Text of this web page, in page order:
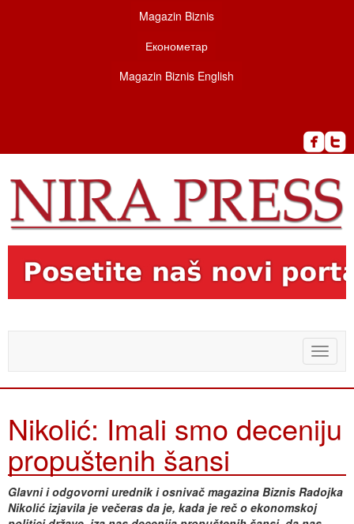
Magazin Biznis
Економетар
Magazin Biznis English
Toggle
Nikolić: Imali smo deceniju
propuštenih šansi
Glavni i odgovorni urednik i osnivač magazina Biznis Radojka
Nikolić izjavila je večeras da je, kada je reč o ekonomskoj